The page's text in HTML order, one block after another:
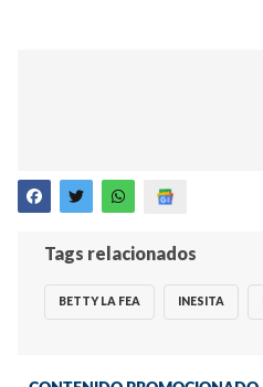
Tags relacionados
BETTY LA FEA INESITA